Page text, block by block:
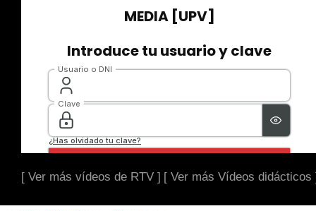
[ Ver más vídeos de RTV ] [ Ver más Vídeos didácticos